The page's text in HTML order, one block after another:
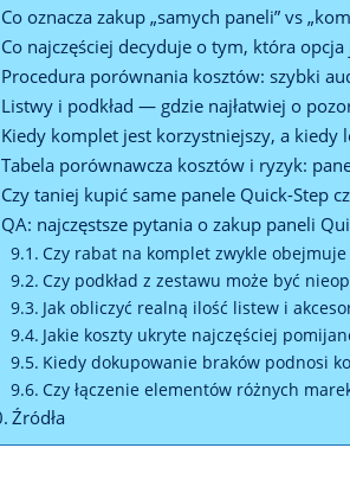
Co oznacza zakup „samych paneli” vs
Co najczęściej decyduje o tym, która opcja
Procedura porównania kosztów: szybki
Listwy i podkład — gdzie najłatwiej o
Kiedy komplet jest korzystniejszy, a kiedy
Tabela porównawcza kosztów i ryzyk:
Czy taniej kupić same panele Quick-Step
QA: najczęstsze pytania o zakup paneli
Czy rabat na komplet zwykle
Czy podkład z zestawu może być
Jak obliczyć realną ilość listew i
Jakie koszty ukryte najczęściej
Kiedy dokupowanie braków podnosi
Czy łączenie elementów różnych
Źródła